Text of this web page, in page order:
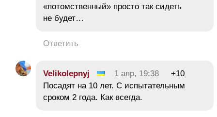
«потомственный» просто так сидеть
не будет…
Ответить
Velikolepnyj 1 апр, 19:38
+10
Посадят на 10 лет. С испытательным
сроком 2 года. Как всегда.